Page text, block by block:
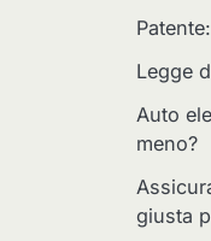
Legge
Auto
meno?
giusta